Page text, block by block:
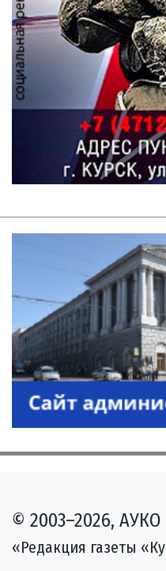
© 2003–2026, АУКО
«Редакция газеты